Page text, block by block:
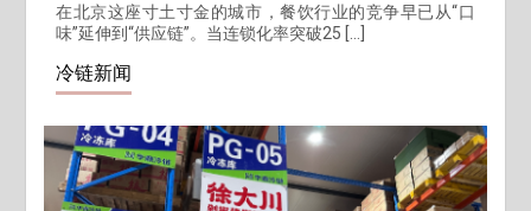
在北京这座寸土寸金的城市，餐饮行业的竞争早已从“口
味”延伸到“供应链”。当连锁化率突破25 […]
冷链新闻